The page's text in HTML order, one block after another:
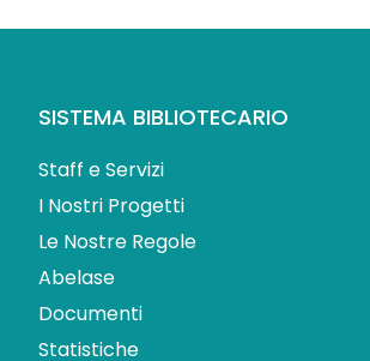
SISTEMA BIBLIOTECARIO
Staff e Servizi
I Nostri Progetti
Le Nostre Regole
Abelase
Documenti
Statistiche